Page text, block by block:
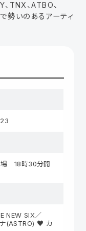
TNX、ATBO、
勢いのあるアーティ
場 18時30分開
NEW SIX／
(ASTRO) ♥ カ